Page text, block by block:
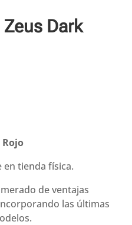
Dark
Rojo
tienda física.
de ventajas
las últimas